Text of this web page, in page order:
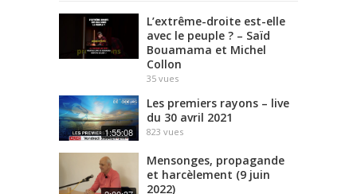
L’extrême-droite est-elle
avec le peuple ? – Saïd
Bouamama et Michel
Collon
35 vues
1:55:08
Les premiers rayons – live
du 30 avril 2021
823 vues
Mensonges, propagande
et harcèlement (9 juin
2022)